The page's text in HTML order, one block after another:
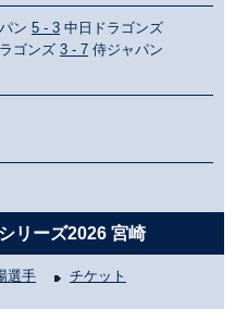
ン 5 - 3 中日ドラゴンズ
ゴンズ 3 - 7 侍ジャパン
リーズ2026 宮崎
選手 チケット